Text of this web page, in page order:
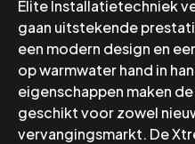
Elite Installatietechniek
gaan uitstekende
een modern design en
op warmwater hand in
eigenschappen maken
geschikt voor zowel
vervangingsmarkt. De